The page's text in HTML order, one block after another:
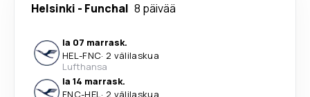
Helsinki - Funchal 8 päivää
la 07 marrask.
HEL-FNC· 2 välilaskua
Lufthansa
la 14 marrask.
FNC-HEL· 2 välilaskua